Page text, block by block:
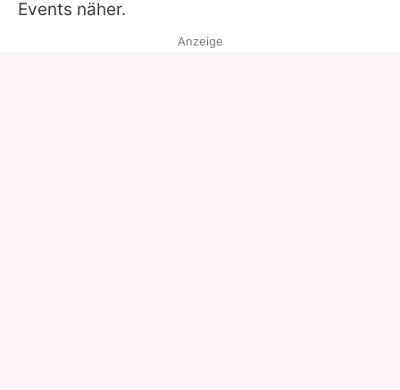
Events näher.
Anzeige